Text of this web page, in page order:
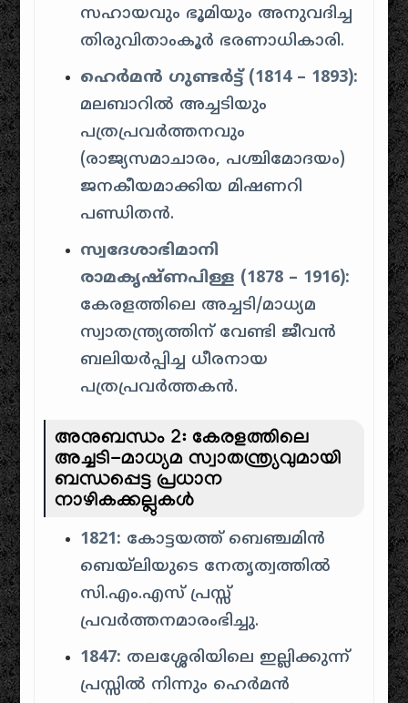
സഹായവും ഭൂമിയും അനുവദിച്ച
തിരുവിതാംകൂർ ഭരണാധികാരി.
ഹെർമൻ ഗുണ്ടർട്ട് (1814 – 1893):
മലബാറിൽ അച്ചടിയും
പത്രപ്രവർത്തനവും
(രാജ്യസമാചാരം, പശ്ചിമോദയം)
ജനകീയമാക്കിയ മിഷണറി
പണ്ഡിതൻ.
സ്വദേശാഭിമാനി
രാമകൃഷ്ണപിള്ള (1878 – 1916):
കേരളത്തിലെ അച്ചടി/മാധ്യമ
സ്വാതന്ത്ര്യത്തിന് വേണ്ടി ജീവൻ
ബലിയർപ്പിച്ച ധീരനായ
പത്രപ്രവർത്തകൻ.
അനുബന്ധം 2: കേരളത്തിലെ
അച്ചടി-മാധ്യമ സ്വാതന്ത്ര്യവുമായി
ബന്ധപ്പെട്ട പ്രധാന
നാഴികക്കല്ലുകൾ
1821: കോട്ടയത്ത് ബെഞ്ചമിൻ
ബെയ്‌ലിയുടെ നേതൃത്വത്തിൽ
സി.എം.എസ് പ്രസ്സ്
പ്രവർത്തനമാരംഭിച്ചു.
1847: തലശ്ശേരിയിലെ ഇല്ലിക്കുന്ന്
പ്രസ്സിൽ നിന്നും ഹെർമൻ